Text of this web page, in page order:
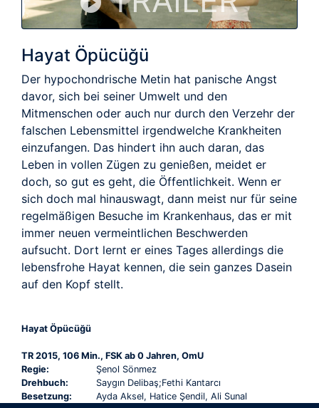
Hayat Öpücüğü
Der hypochondrische Metin hat panische Angst
davor, sich bei seiner Umwelt und den
Mitmenschen oder auch nur durch den Verzehr der
falschen Lebensmittel irgendwelche Krankheiten
einzufangen. Das hindert ihn auch daran, das
Leben in vollen Zügen zu genießen, meidet er
doch, so gut es geht, die Öffentlichkeit. Wenn er
sich doch mal hinauswagt, dann meist nur für seine
regelmäßigen Besuche im Krankenhaus, das er mit
immer neuen vermeintlichen Beschwerden
aufsucht. Dort lernt er eines Tages allerdings die
lebensfrohe Hayat kennen, die sein ganzes Dasein
auf den Kopf stellt.
Hayat Öpücüğü
TR 2015, 106 Min., FSK ab 0 Jahren, OmU
Regie:
Şenol Sönmez
Drehbuch:
Saygın Delibaş;Fethi Kantarcı
Besetzung:
Ayda Aksel, Hatice Şendil, Ali Sunal